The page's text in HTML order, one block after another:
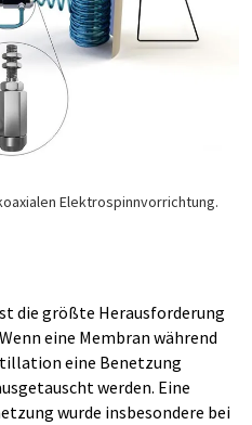
Elektrospinnvorrichtung.
die größte Herausforderung
eine Membran während
eine Benetzung
werden. Eine
wurde insbesondere bei